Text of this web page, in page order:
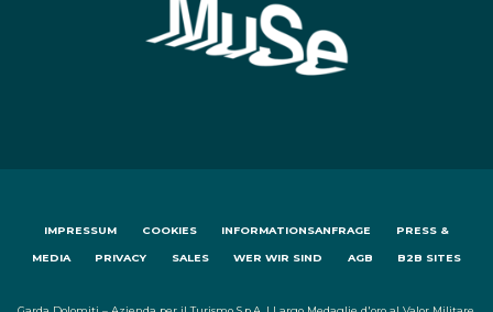
IMPRESSUM COOKIES INFORMATIONSANFRAGE PRESS &
MEDIA PRIVACY SALES WER WIR SIND AGB B2B SITES